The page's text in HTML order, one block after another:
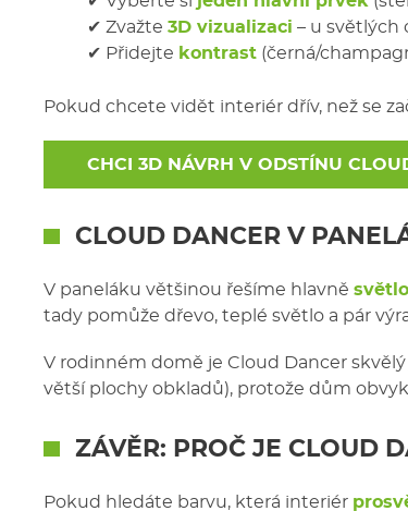
✔ Zvažte3D vizualizaci – u světlých
✔ Přidejte kontrast (černá/
Pokud chcete vidět interiér dřív, než se
CHCI 3D NÁVRH V ODSTÍNU
CLOUD DANCER V
V paneláku většinou řešíme hlavně
tady pomůže dřevo, teplé světlo a pár
V rodinném domě je Cloud Dancer
větší plochy obkladů), protože dům
ZÁVĚR: PROČ JE CLOUD
Pokud hledáte barvu, která interiér